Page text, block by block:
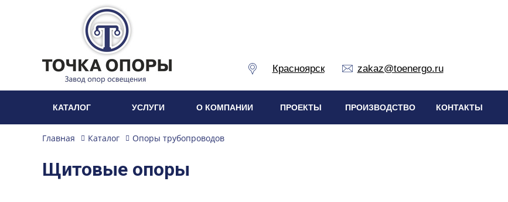
Красноярск zakaz@toenergo.ru
КАТАЛОГ УСЛУГИ О КОМПАНИИ ПРОЕКТЫ ПРОИЗВОДСТВО КОНТАКТЫ
Главная Каталог Опоры трубопроводов
Щитовые опоры